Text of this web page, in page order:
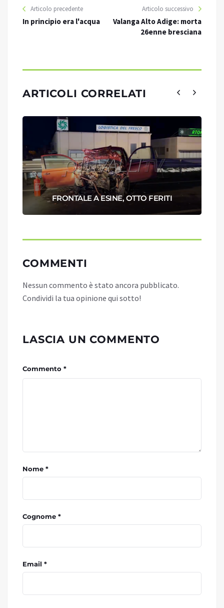
Articolo precedente
In principio era l'acqua
Articolo successivo
Valanga Alto Adige: morta
26enne bresciana
ARTICOLI CORRELATI
FRONTALE A ESINE, OTTO FERITI
COMMENTI
Nessun commento è stato ancora pubblicato.
Condividi la tua opinione qui sotto!
LASCIA UN COMMENTO
Commento *
Nome *
Cognome *
Email *